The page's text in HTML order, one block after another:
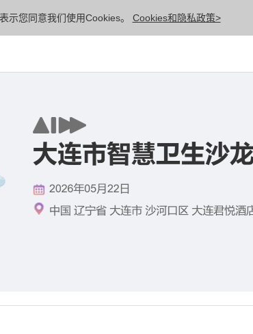
示您同意我们使用Cookies。 Cookies和隐私政策>